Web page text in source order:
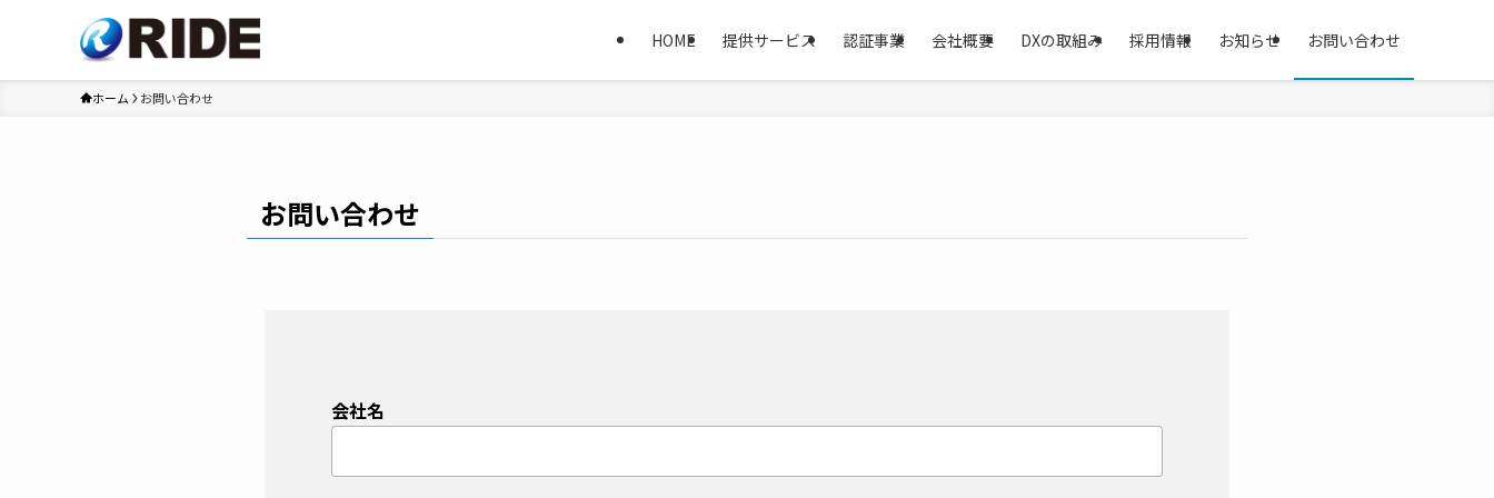
HOME 提供サービス 認証事業 会社概要 DXの取組み 採用情報 お知らせ お問い合わせ
ホーム お問い合わせ
お問い合わせ
会社名